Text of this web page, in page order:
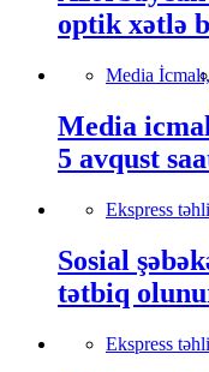
optik xətlə
Media İcmalı,
Media
5 avqust
Ekspress
Sosial
tətbiq
Ekspress